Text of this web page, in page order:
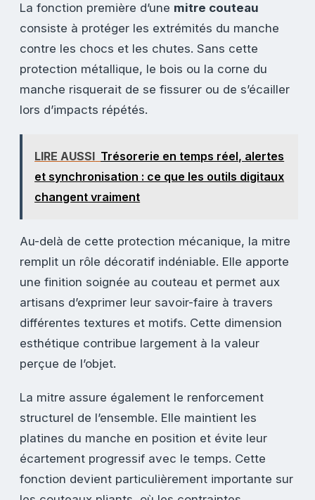
La fonction première d’une mitre couteau
consiste à protéger les extrémités du manche
contre les chocs et les chutes. Sans cette
protection métallique, le bois ou la corne du
manche risquerait de se fissurer ou de s’écailler
lors d’impacts répétés.
LIRE AUSSI Trésorerie en temps réel, alertes
et synchronisation : ce que les outils digitaux
changent vraiment
Au-delà de cette protection mécanique, la mitre
remplit un rôle décoratif indéniable. Elle apporte
une finition soignée au couteau et permet aux
artisans d’exprimer leur savoir-faire à travers
différentes textures et motifs. Cette dimension
esthétique contribue largement à la valeur
perçue de l’objet.
La mitre assure également le renforcement
structurel de l’ensemble. Elle maintient les
platines du manche en position et évite leur
écartement progressif avec le temps. Cette
fonction devient particulièrement importante sur